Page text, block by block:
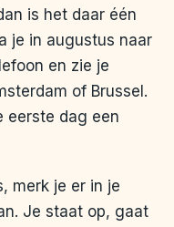
is het daar één
je in augustus naar
en zie je
of Brussel.
eerste dag een
merk je er in je
Je staat op, gaat